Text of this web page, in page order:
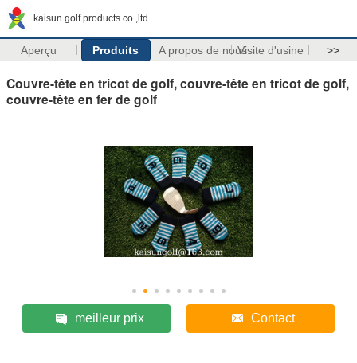
kaisun golf products co.,ltd
Aperçu Produits A propos de nousVisite d'usine >>
Couvre-tête en tricot de golf, couvre-tête en tricot de golf,
couvre-tête en fer de golf
meilleur prix Contact